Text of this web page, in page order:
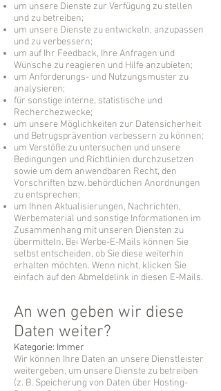
um unsere Dienste zur Verfügung zu stellen
und zu betreiben;
um unsere Dienste zu entwickeln, anzupassen
und zu verbessern;
um auf Ihr Feedback, Ihre Anfragen und
Wünsche zu reagieren und Hilfe anzubieten;
um Anforderungs- und Nutzungsmuster zu
analysieren;
für sonstige interne, statistische und
Recherchezwecke;
um unsere Möglichkeiten zur Datensicherheit
und Betrugsprävention verbessern zu können;
um Verstöße zu untersuchen und unsere
Bedingungen und Richtlinien durchzusetzen
sowie um dem anwendbaren Recht, den
Vorschriften bzw. behördlichen Anordnungen
zu entsprechen;
um Ihnen Aktualisierungen, Nachrichten,
Werbematerial und sonstige Informationen im
Zusammenhang mit unseren Diensten zu
übermitteln. Bei Werbe-E-Mails können Sie
selbst entscheiden, ob Sie diese weiterhin
erhalten möchten. Wenn nicht, klicken Sie
einfach auf den Abmeldelink in diesen E-Mails.
An wen geben wir diese
Daten weiter?
Kategorie: Immer
Wir können Ihre Daten an unsere Dienstleister
weitergeben, um unsere Dienste zu betreiben
(z. B. Speicherung von Daten über Hosting-